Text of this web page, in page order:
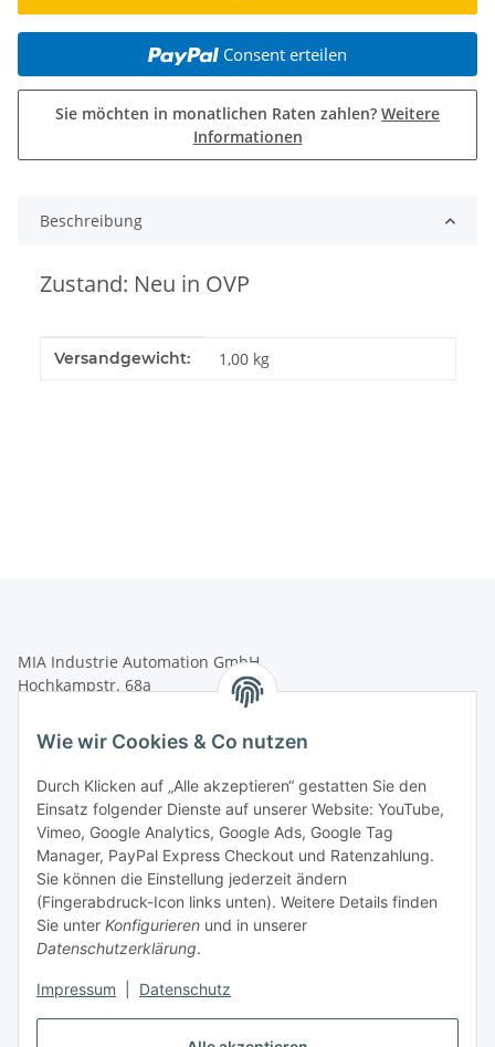
Wie wir Cookies & Co nutzen
Durch Klicken auf „Alle akzeptieren“ gestatten Sie den
Einsatz folgender Dienste auf unserer Website: YouTube,
Vimeo, Google Analytics, Google Ads, Google Tag
Manager, PayPal Express Checkout und Ratenzahlung.
Sie können die Einstellung jederzeit ändern
(Fingerabdruck-Icon links unten). Weitere Details finden
Sie unter Konfigurieren und in unserer
Datenschutzerklärung.
Impressum Datenschutz
Consent erteilen
Sie möchten in monatlichen Raten zahlen? Weitere
Informationen
Beschreibung
Zustand: Neu in OVP
Produkteigenschaft
Wert
Versandgewicht: 1,00 kg
MIA Industrie Automation GmbH
Hochkampstr. 68a
Tel.: +49 (0)209 58900406
shop@mia-automation.de
Gesetzliche Informationen
Informationen